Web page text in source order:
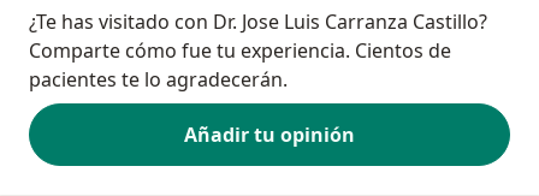
¿Te has visitado con Dr. Jose Luis Carranza Castillo?
Comparte cómo fue tu experiencia. Cientos de
pacientes te lo agradecerán.
Añadir tu opinión